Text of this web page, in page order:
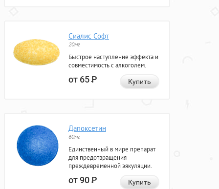
Сиалис Софт
20мг
Быстрое наступление эффекта и
совместимость с алкоголем.
от 65Р Купить
Дапоксетин
60мг
Единственный в мире препарат
для предотвращения
преждевременной эякуляции.
от 90Р Купить